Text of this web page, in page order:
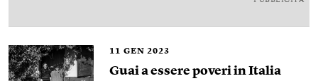
11 GEN 2023
Guai a essere poveri in Italia